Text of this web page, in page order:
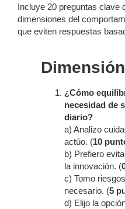
Incluye 20 preguntas clave
dimensiones del
que eviten respuestas
¿Cómo
necesidad de
diario?
a) Analizo
actúo. (10
b) Prefiero
la innovación. (
c) Tomo
necesario. (5
d) Elijo la